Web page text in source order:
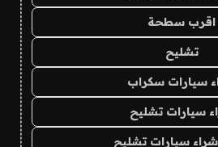
اقرب سطحة
تشليح
سيارات سكراب
سيارات تشليح
سيارات تشليح